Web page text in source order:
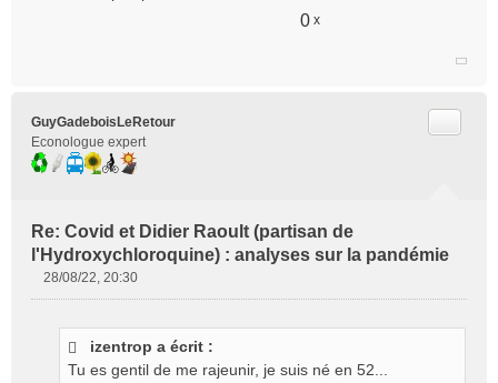
l
u
0 x
GuyGadeboisLeRetour
Econologue expert
Re: Covid et Didier Raoult (partisan de
l'Hydroxychloroquine) : analyses sur la pandémie
28/08/22, 20:30
izentrop a écrit :
Tu es gentil de me rajeunir, je suis né en 52...